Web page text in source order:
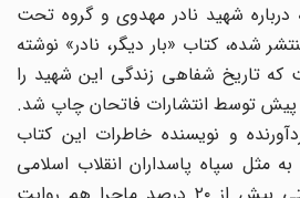
شهید نادر مهدوی و گروه تحت
شده، کتاب «بار دیگر، نادر» نوشته
تاریخ شفاهی زندگی این شهید را
توسط انتشارات فاتحان چاپ شد.
و نویسنده خاطرات این کتاب
مثل سپاه پاسداران انقلاب اسلامی